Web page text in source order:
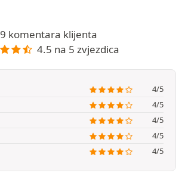
9 komentara klijenta
4.5 na 5 zvjezdica
4/5
4/5
4/5
4/5
4/5